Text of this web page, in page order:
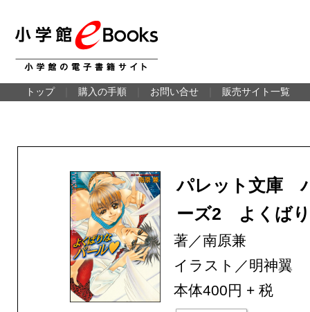
トップ 購入の手順 お問い合せ 販売サイト一覧
パレット文庫
ーズ2 よくば
著／南原兼
イラスト／明神翼
本体400円 + 税